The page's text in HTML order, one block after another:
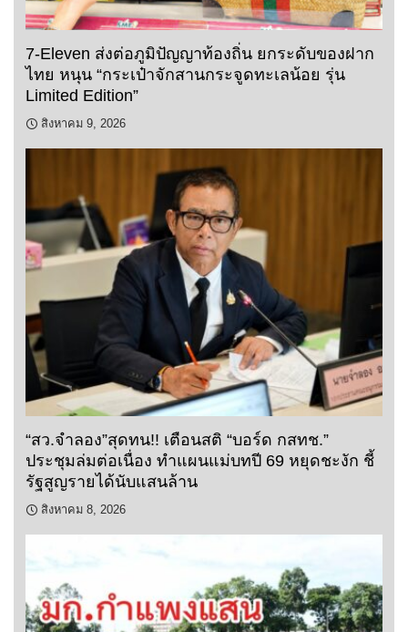
7-Eleven ส่งต่อภูมิปัญญาท้องถิ่น ยกระดับของฝาก
ไทย หนุน “กระเป๋าจักสานกระจูดทะเลน้อย รุ่น
Limited Edition”
สิงหาคม 9, 2026
“สว.จำลอง”สุดทน!! เตือนสติ “บอร์ด กสทช.”
ประชุมล่มต่อเนื่อง ทำแผนแม่บทปี 69 หยุดชะงัก ชี้
รัฐสูญรายได้นับแสนล้าน
สิงหาคม 8, 2026